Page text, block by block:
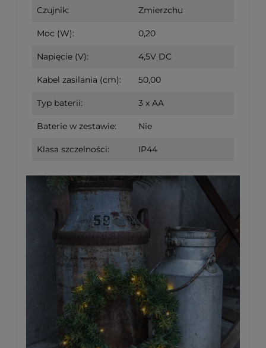
Czujnik: Zmierzchu
Moc (W): 0,20
Napięcie (V): 4,5V DC
Kabel zasilania (cm): 50,00
Typ baterii: 3 x AA
Baterie w zestawie: Nie
Klasa szczelności: IP44